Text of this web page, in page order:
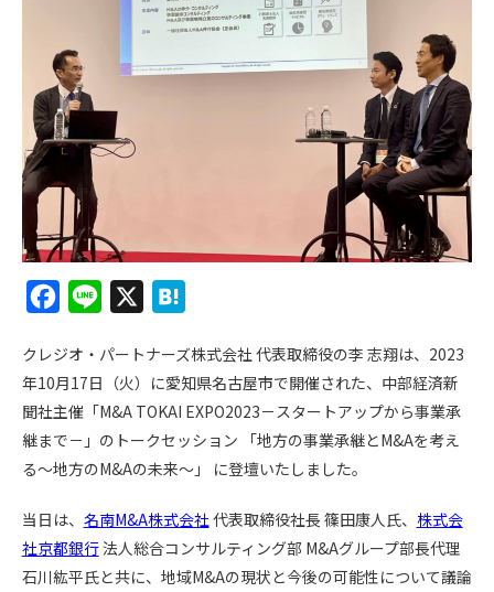
c
e
o
k
n
e
t
e
a
クレジオ・パートナーズ株式会社 代表取締役の李 志翔は、2023
年10月17日（火）に愛知県名古屋市で開催された、中部経済新
聞社主催「M&A TOKAI EXPO2023－スタートアップから事業承
継まで－」のトークセッション 「地方の事業承継とM&Aを考え
る～地方のM&Aの未来～」 に登壇いたしました。
当日は、 名南M&A株式会社 代表取締役社長 篠田康人氏、 株式会
社京都銀行法人総合コンサルティング部 M&Aグループ部長代理
石川紘平氏と共に、地域M&Aの現状と今後の可能性について議論